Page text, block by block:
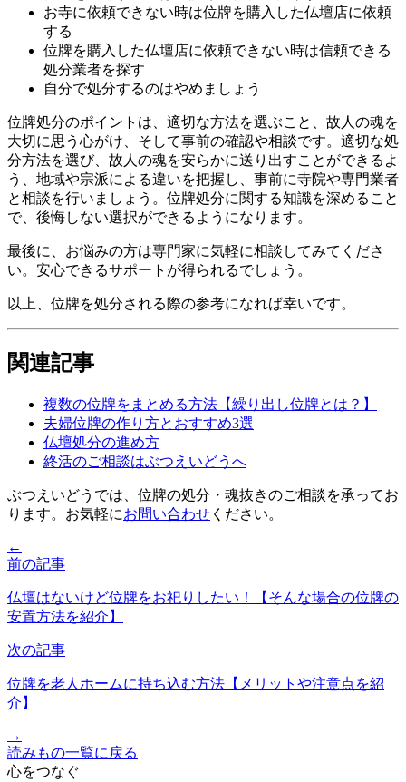
お寺に依頼できない時は位牌を購入した仏壇店に依頼
する
位牌を購入した仏壇店に依頼できない時は信頼できる
処分業者を探す
自分で処分するのはやめましょう
位牌処分のポイントは、適切な方法を選ぶこと、故人の魂を
大切に思う心がけ、そして事前の確認や相談です。適切な処
分方法を選び、故人の魂を安らかに送り出すことができるよ
う、地域や宗派による違いを把握し、事前に寺院や専門業者
と相談を行いましょう。位牌処分に関する知識を深めること
で、後悔しない選択ができるようになります。
最後に、お悩みの方は専門家に気軽に相談してみてくださ
い。安心できるサポートが得られるでしょう。
以上、位牌を処分される際の参考になれば幸いです。
関連記事
複数の位牌をまとめる方法【繰り出し位牌とは？】
夫婦位牌の作り方とおすすめ3選
仏壇処分の進め方
終活のご相談はぶつえいどうへ
ぶつえいどうでは、位牌の処分・魂抜きのご相談を承ってお
ります。お気軽にお問い合わせ ください。
←
前の記事
仏壇はないけど位牌をお祀りしたい！【そんな場合の位牌の
安置方法を紹介】
次の記事
位牌を老人ホームに持ち込む方法【メリットや注意点を紹
介】
→
読みもの一覧に戻る
心をつなぐ